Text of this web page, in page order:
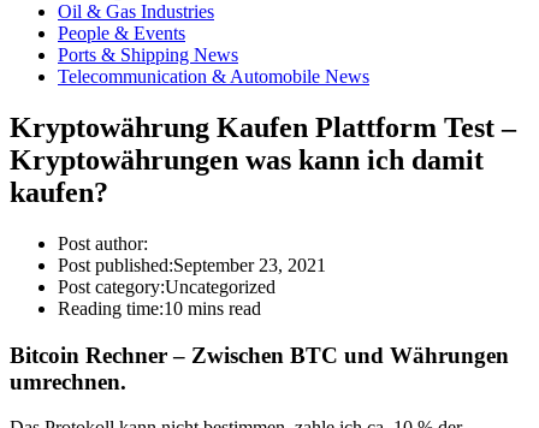
Oil & Gas Industries
People & Events
Ports & Shipping News
Telecommunication & Automobile News
Kryptowährung Kaufen Plattform Test –
Kryptowährungen was kann ich damit
kaufen?
Post author:
Post published:September 23, 2021
Post category:Uncategorized
Reading time:10 mins read
Bitcoin Rechner – Zwischen BTC und Währungen
umrechnen.